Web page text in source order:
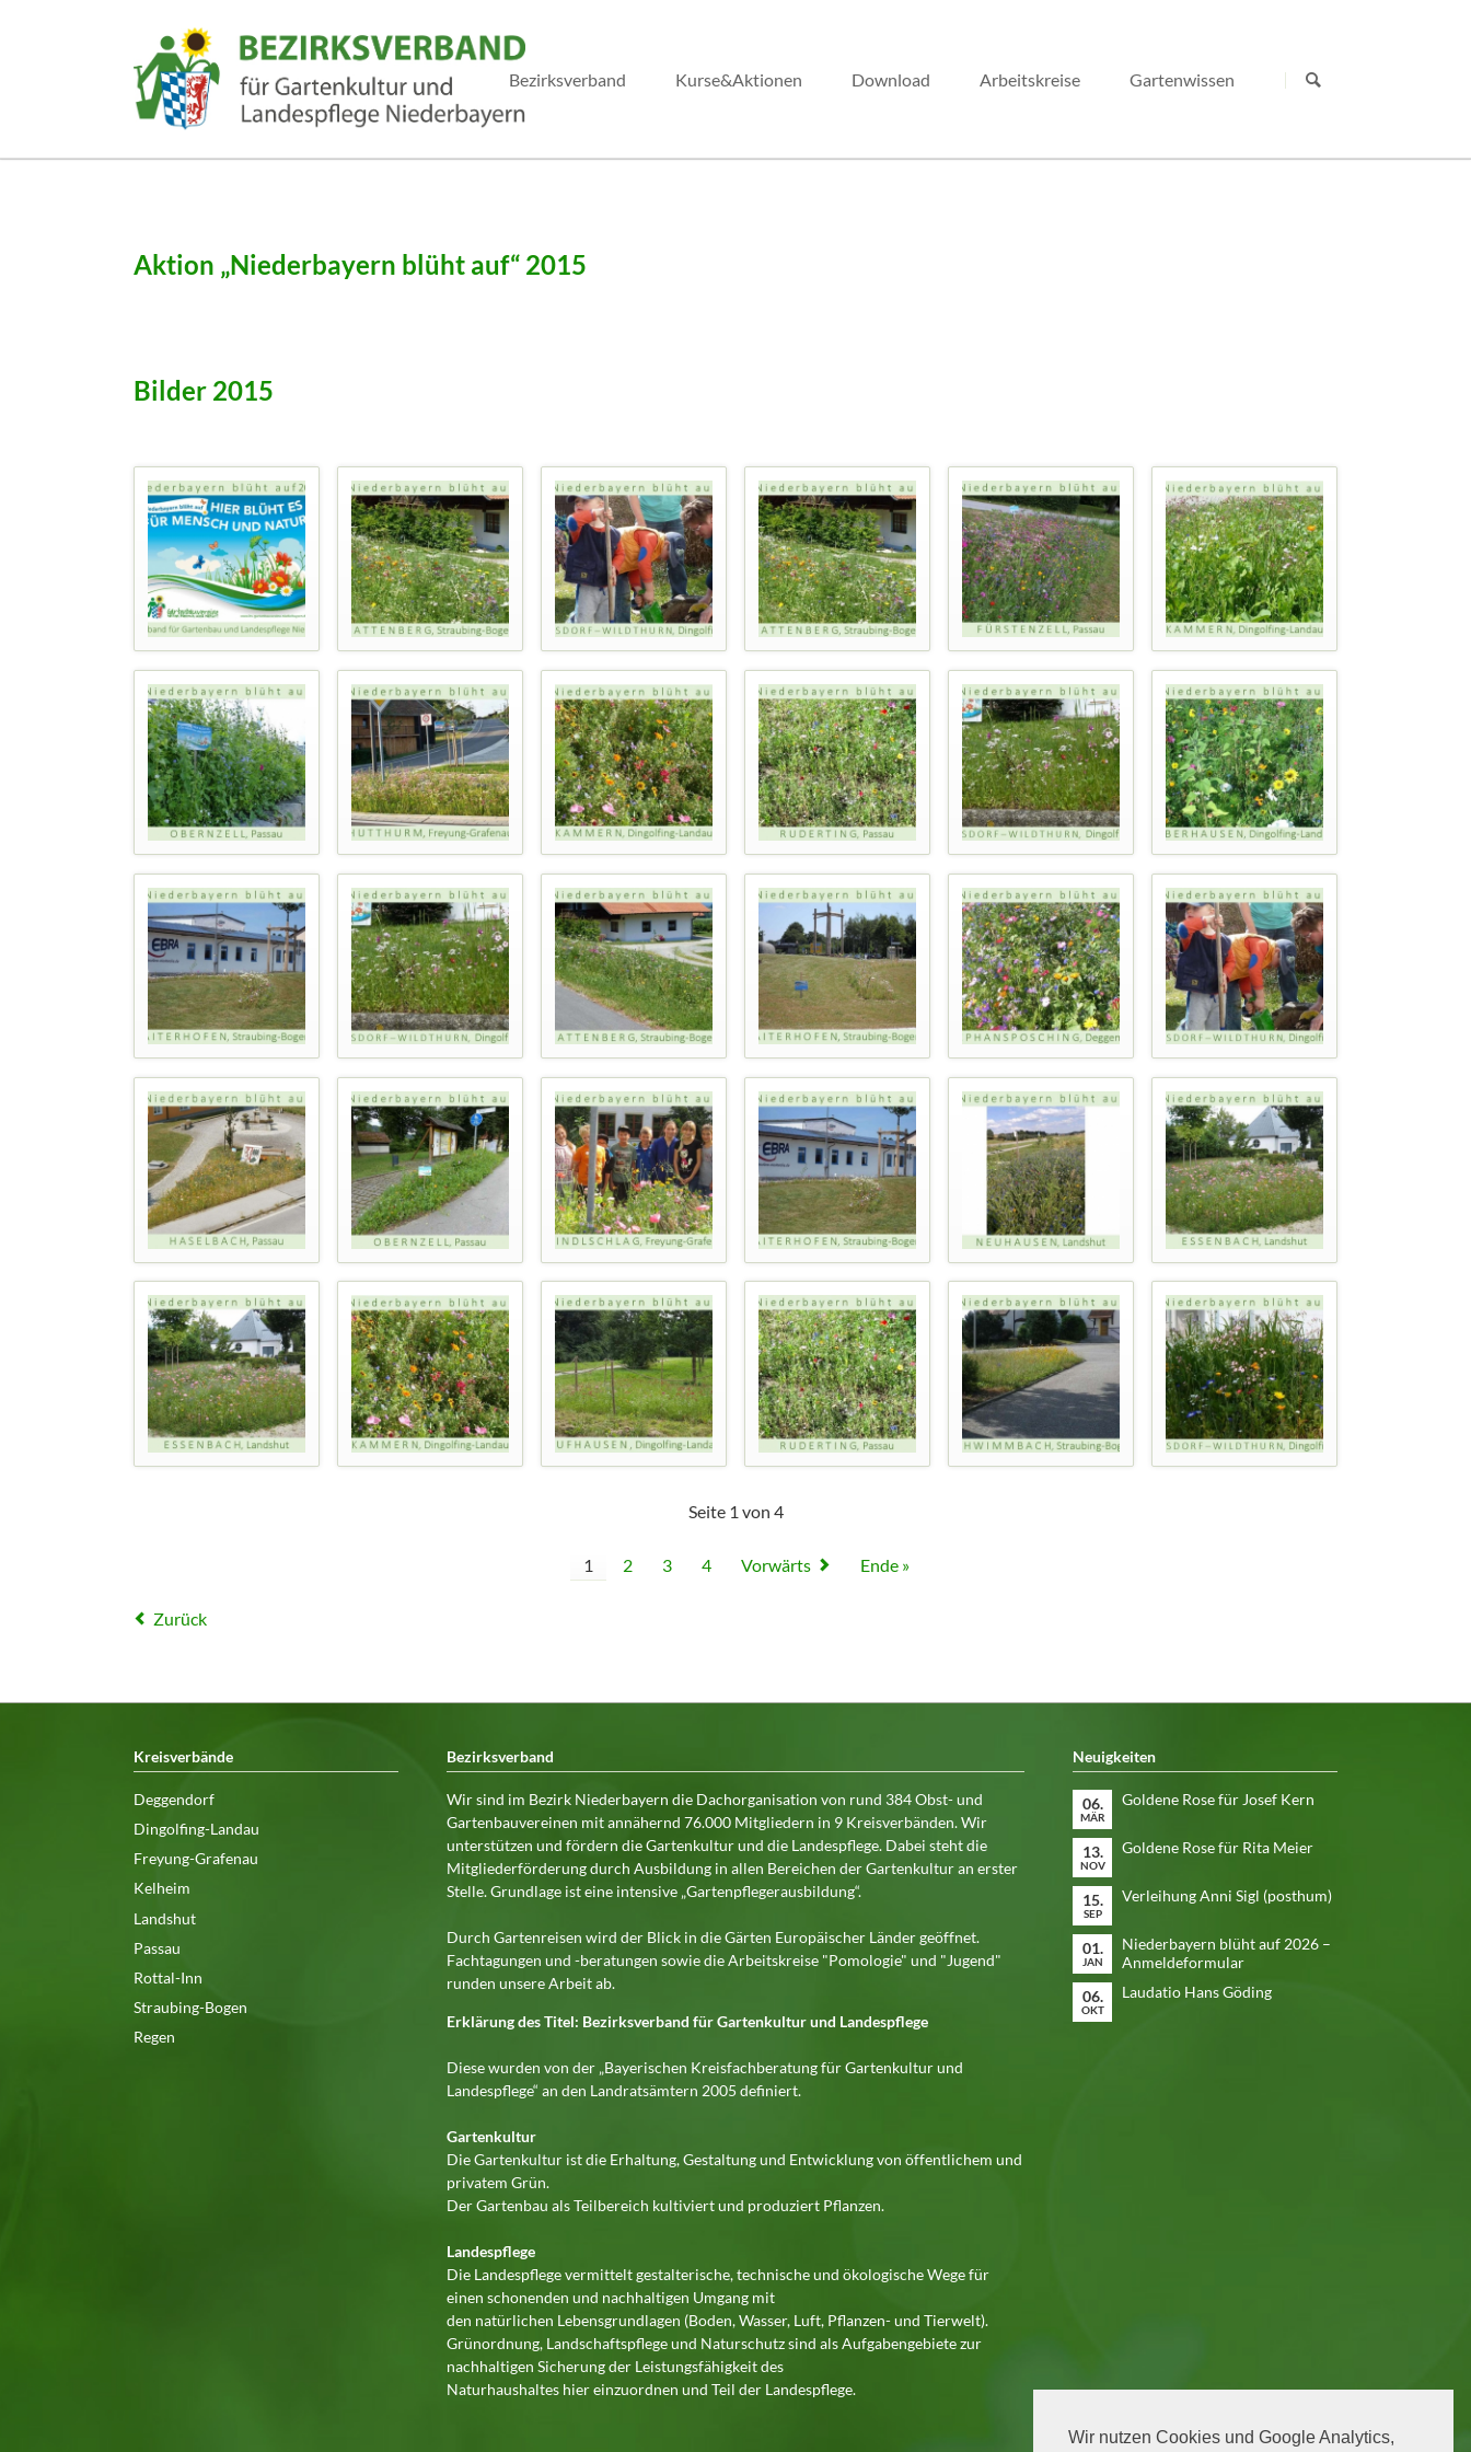
Wir nutzen Cookies und Google Analytics,
Bezirksverband Kurse&Aktionen Download Arbeitskreise Gartenwissen
Aktion „Niederbayern blüht auf“ 2015
Bilder 2015
Seite 1 von 4
1 2 3 4 Vorwärts Ende »
Zurück
Kreisverbände
Deggendorf
Dingolfing-Landau
Freyung-Grafenau
Kelheim
Landshut
Passau
Rottal-Inn
Straubing-Bogen
Regen
Bezirksverband
Wir sind im Bezirk Niederbayern die Dachorganisation von rund 384 Obst- und
Gartenbauvereinen mit annähernd 76.000 Mitgliedern in 9 Kreisverbänden. Wir
unterstützen und fördern die Gartenkultur und die Landespflege. Dabei steht die
Mitgliederförderung durch Ausbildung in allen Bereichen der Gartenkultur an erster
Stelle. Grundlage ist eine intensive „Gartenpflegerausbildung“.
Durch Gartenreisen wird der Blick in die Gärten Europäischer Länder geöffnet.
Fachtagungen und -beratungen sowie die Arbeitskreise "Pomologie" und "Jugend"
runden unsere Arbeit ab.
Erklärung des Titel: Bezirksverband für Gartenkultur und Landespflege
Diese wurden von der „Bayerischen Kreisfachberatung für Gartenkultur und
Landespflege“ an den Landratsämtern 2005 definiert.
Gartenkultur
Die Gartenkultur ist die Erhaltung, Gestaltung und Entwicklung von öffentlichem und
privatem Grün.
Der Gartenbau als Teilbereich kultiviert und produziert Pflanzen.
Landespflege
Die Landespflege vermittelt gestalterische, technische und ökologische Wege für
einen schonenden und nachhaltigen Umgang mit
den natürlichen Lebensgrundlagen (Boden, Wasser, Luft, Pflanzen- und Tierwelt).
Grünordnung, Landschaftspflege und Naturschutz sind als Aufgabengebiete zur
nachhaltigen Sicherung der Leistungsfähigkeit des
Naturhaushaltes hier einzuordnen und Teil der Landespflege.
Neuigkeiten
06.
MÄR
Goldene Rose für Josef Kern
13.
NOV
Goldene Rose für Rita Meier
15.
SEP
Verleihung Anni Sigl (posthum)
01.
JAN
Niederbayern blüht auf 2026 –
Anmeldeformular
06.
OKT
Laudatio Hans Göding